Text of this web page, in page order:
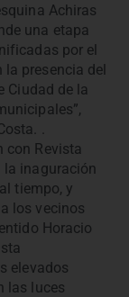
Achiras
una etapa
por el
la presencia del
Ciudad de la
.
con Revista
la inaguración
tiempo, y
los vecinos
Horacio
elevados
las luces